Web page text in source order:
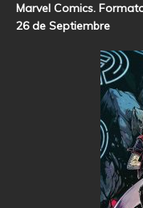
Marvel Comics.
26 de Septiembre